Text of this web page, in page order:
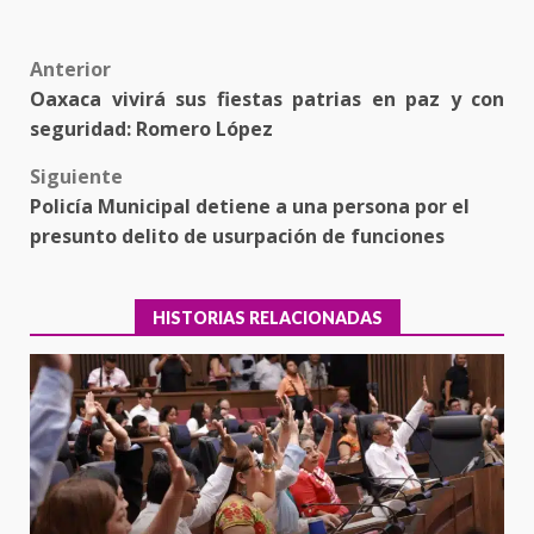
Post
navigation
Anterior
Oaxaca vivirá sus fiestas patrias en paz y con
seguridad: Romero López
Siguiente
Policía Municipal detiene a una persona por el
presunto delito de usurpación de funciones
HISTORIAS RELACIONADAS